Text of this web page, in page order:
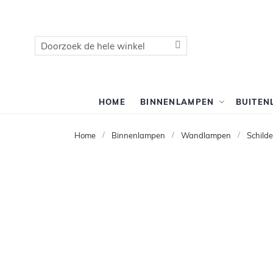
Zoek
HOME BINNENLAMPEN
Home Binnenlampen Wandlampen